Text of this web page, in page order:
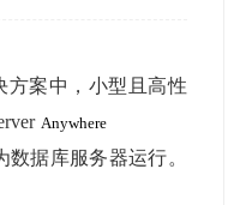
方案中，小型且高性
数据库服务器运行。